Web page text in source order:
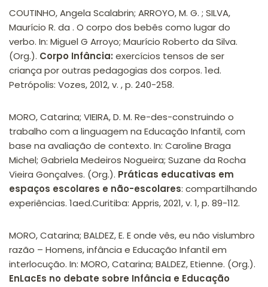
COUTINHO, Angela Scalabrin; ARROYO, M. G. ; SILVA,
Maurício R. da . O corpo dos bebês como lugar do
verbo. In: Miguel G Arroyo; Maurício Roberto da Silva.
(Org.). Corpo Infância: exercícios tensos de ser
criança por outras pedagogias dos corpos. 1ed.
Petrópolis: Vozes, 2012, v. , p. 240-258.
MORO, Catarina; VIEIRA, D. M. Re-des-construindo o
trabalho com a linguagem na Educação Infantil, com
base na avaliação de contexto. In: Caroline Braga
Michel; Gabriela Medeiros Nogueira; Suzane da Rocha
Vieira Gonçalves. (Org.). Práticas educativas em
espaços escolares e não-escolares: compartilhando
experiências. 1aed.Curitiba: Appris, 2021, v. 1, p. 89-112.
MORO, Catarina; BALDEZ, E. E onde vês, eu não vislumbro
razão – Homens, infância e Educação Infantil em
interlocução. In: MORO, Catarina; BALDEZ, Etienne. (Org.).
EnLacEs no debate sobre Infância e Educação